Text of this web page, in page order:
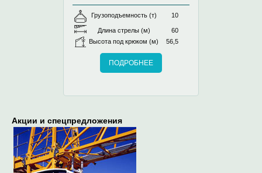
Акции и спецпредложения
Грузоподъемность (т) 10
Длина стрелы (м)
60
Высота под крюком (м)
56,5
ПОДРОБНЕЕ